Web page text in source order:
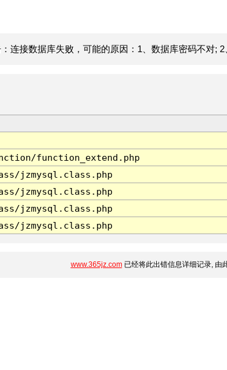
连接数据库失败，可能的原因：1、数据库密码不对; 2
function_extend.php
jzmysql.class.php
jzmysql.class.php
jzmysql.class.php
jzmysql.class.php
www.365jz.com已经将此出错信息详细记录, 由